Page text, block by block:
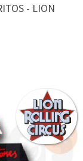
- LION